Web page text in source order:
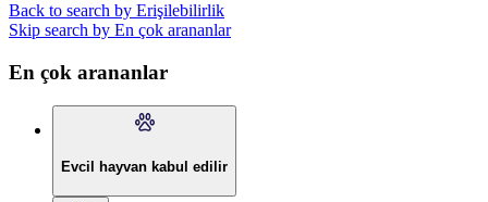
Back to search by Erişilebilirlik
Skip search by En çok arananlar
En çok arananlar
Evcil hayvan kabul edilir